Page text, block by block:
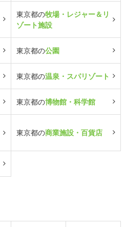
東京都の牧場・レジャー＆リ
ゾート施設
東京都の公園
東京都の温泉・スパリゾート
東京都の博物館・科学館
東京都の商業施設・百貨店